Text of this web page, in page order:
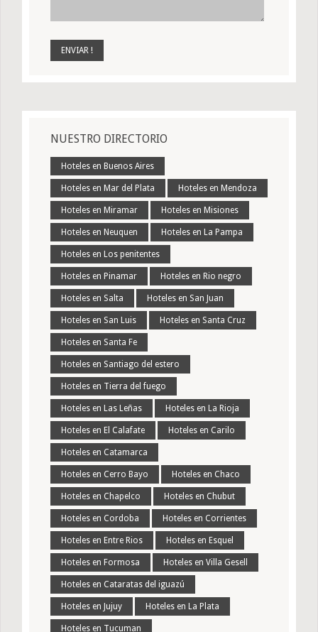
NUESTRO DIRECTORIO
Hoteles en Buenos Aires
Hoteles en Mar del Plata Hoteles en Mendoza
Hoteles en Miramar Hoteles en Misiones
Hoteles en Neuquen Hoteles en La Pampa
Hoteles en Los penitentes
Hoteles en Pinamar Hoteles en Rio negro
Hoteles en Salta Hoteles en San Juan
Hoteles en San Luis Hoteles en Santa Cruz
Hoteles en Santa Fe
Hoteles en Santiago del estero
Hoteles en Tierra del fuego
Hoteles en Las Leñas Hoteles en La Rioja
Hoteles en El Calafate Hoteles en Carilo
Hoteles en Catamarca
Hoteles en Cerro Bayo Hoteles en Chaco
Hoteles en Chapelco Hoteles en Chubut
Hoteles en Cordoba Hoteles en Corrientes
Hoteles en Entre Rios Hoteles en Esquel
Hoteles en Formosa Hoteles en Villa Gesell
Hoteles en Cataratas del iguazú
Hoteles en Jujuy Hoteles en La Plata
Hoteles en Tucuman